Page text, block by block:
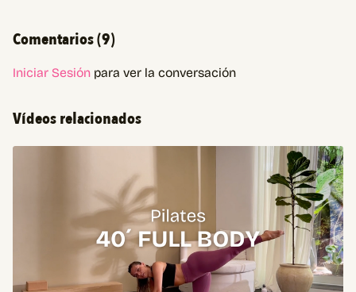
Comentarios (9)
Iniciar Sesión para ver la conversación
Vídeos relacionados